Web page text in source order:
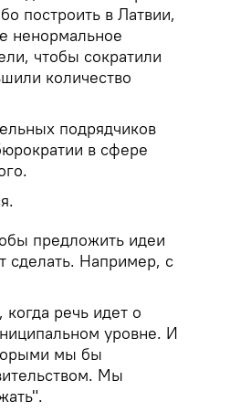
построить в Латвии,
ненормальное
чтобы сократили
количество
подрядчиков
в сфере
предложить идеи
сделать. Например, с
речь идет о
уровне. И
мы бы
Мы